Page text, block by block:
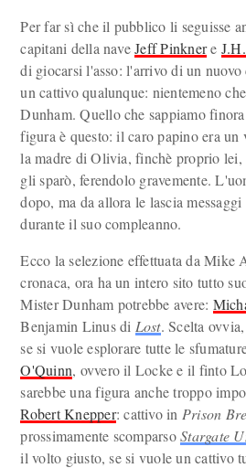
Per far sì che il pubblico li seguisse
capitani della naveJeff Pinknere
di giocarsi l'asso: l'arrivo di un
un cattivo qualunque: nientemeno
Dunham. Quello che sappiamo
figura è questo: il caro papino era
la madre di Olivia, finchè proprio lei,
gli sparò, ferendolo gravemente.
dopo, ma da allora le lascia
durante il suo compleanno.
Ecco la selezione effettuata da Mike
cronaca, ora ha un intero sito tutto
Mister Dunham potrebbe avere:
Benjamin Linus di Lost. Scelta
se si vuole esplorare tutte le
O'Quinn, ovvero il Locke e il finto
sarebbe una figura anche troppo
Robert Knepper: cattivo in Prison
prossimamente scomparsoStargate
il volto giusto, se si vuole un cattivo